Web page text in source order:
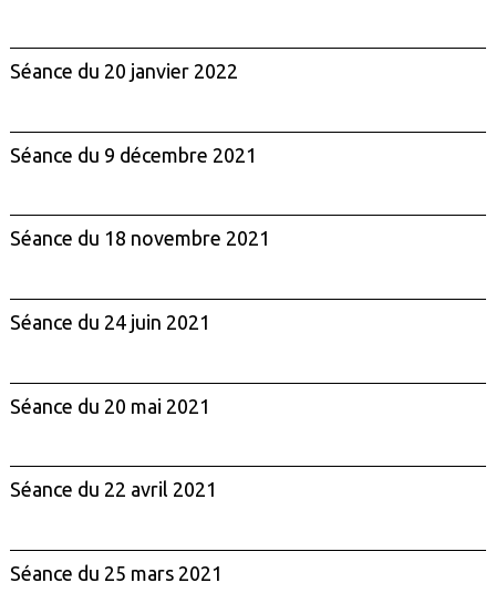
Séance du 20 janvier 2022
Séance du 9 décembre 2021
Séance du 18 novembre 2021
Séance du 24 juin 2021
Séance du 20 mai 2021
Séance du 22 avril 2021
Séance du 25 mars 2021